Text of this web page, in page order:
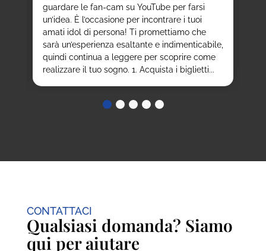
guardare le fan-cam su YouTube per farsi
un’idea. È l’occasione per incontrare i tuoi
amati idol di persona! Ti promettiamo che
sarà un’esperienza esaltante e indimenticabile,
quindi continua a leggere per scoprire come
realizzare il tuo sogno. 1. Acquista i biglietti...
CONTATTACI
Qualsiasi domanda? Siamo
qui per aiutare